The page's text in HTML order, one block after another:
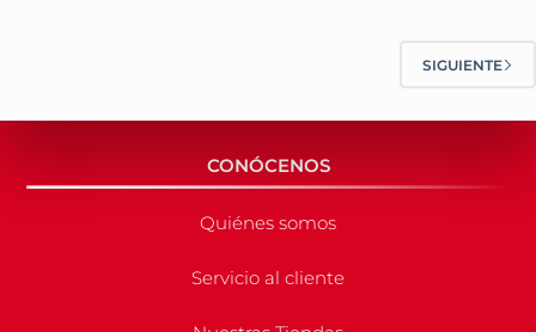
SIGUIENTE
CONÓCENOS
Quiénes somos
Servicio al cliente